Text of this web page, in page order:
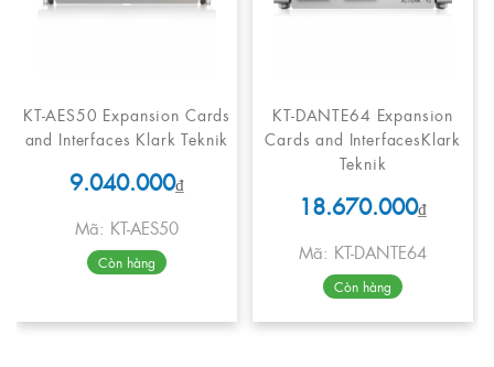
KT-AES50 Expansion Cards
and Interfaces Klark Teknik
9.040.000₫
Mã: KT-AES50
Còn hàng
KT-DANTE64 Expansion
Cards and InterfacesKlark
Teknik
18.670.000₫
Mã: KT-DANTE64
Còn hàng